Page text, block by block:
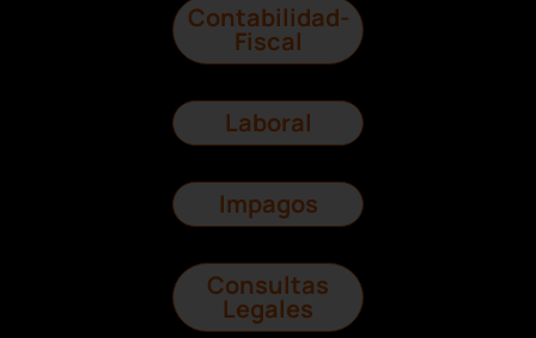
Contabilidad-
Fiscal
Laboral
Impagos
Consultas
Legales